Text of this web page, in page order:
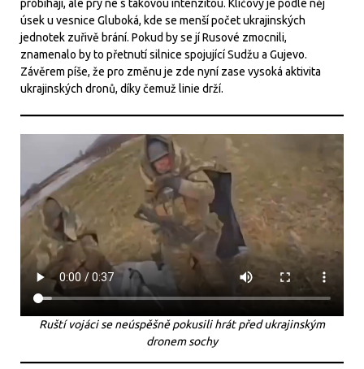
probíhají, ale prý ne s takovou intenzitou. Klíčový je podle něj
úsek u vesnice Gluboká, kde se menší počet ukrajinských
jednotek zuřivě brání. Pokud by se jí Rusové zmocnili,
znamenalo by to přetnutí silnice spojující Sudžu a Gujevo.
Závěrem píše, že pro změnu je zde nyní zase vysoká aktivita
ukrajinských dronů, díky čemuž linie drží.
Ruští vojáci se neúspěšně pokusili hrát před ukrajinským
dronem sochy